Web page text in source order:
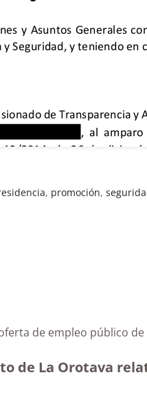
, promoción,
la oferta de empleo
de La Orotava